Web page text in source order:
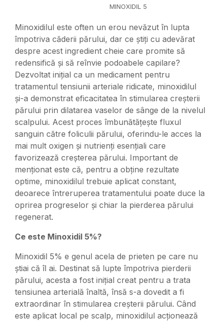
MINOXIDIL 5
Minoxidilul este often un erou nevăzut în lupta
împotriva căderii părului, dar ce știți cu adevărat
despre acest ingredient cheie care promite să
redensifică și să reînvie podoabele capilare?
Dezvoltat inițial ca un medicament pentru
tratamentul tensiunii arteriale ridicate, minoxidilul
și-a demonstrat eficacitatea în stimularea creșterii
părului prin dilatarea vaselor de sânge de la nivelul
scalpului. Acest proces îmbunătățește fluxul
sanguin către foliculii părului, oferindu-le acces la
mai mult oxigen și nutrienți esențiali care
favorizează creșterea părului. Important de
menționat este că, pentru a obține rezultate
optime, minoxidilul trebuie aplicat constant,
deoarece întreruperea tratamentului poate duce la
oprirea progreselor și chiar la pierderea părului
regenerat.
Ce este Minoxidil 5%?
Minoxidil 5% e genul acela de prieten pe care nu
știai că îl ai. Destinat să lupte împotriva pierderii
părului, acesta a fost inițial creat pentru a trata
tensiunea arterială înaltă, însă s-a dovedit a fi
extraordinar în stimularea creșterii părului. Când
este aplicat local pe scalp, minoxidilul acționează